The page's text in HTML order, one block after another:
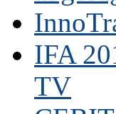
IFA
TV